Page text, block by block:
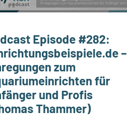
Episode #282:
–
zum
für
und Profis
Thammer)